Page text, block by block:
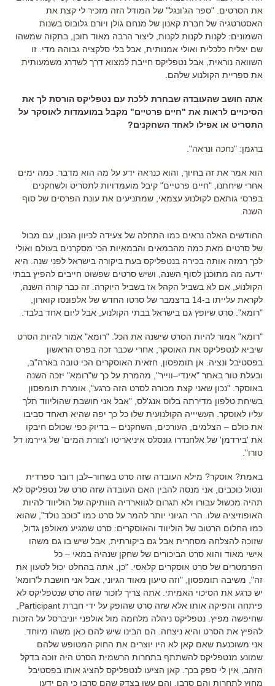
את הסרטים . "ספר הג'ונגל" של המודל הזה מזכיר לי קצת את
האסטרטגיה של חברת קאנון של מנחם גולן ויורם גלובוס בשנות
השמונים: לקנות לקנות לקנות ליצור הרבה מאוד תוכן בתקוה שמשהו
שם יצליח כלכלית ואולי אמנותית אבל בלי סלקציה גבוהה מדי זו
השוואה נוראית אבל נטפליקס חייבת למצוא דרך לשדרג משמעותית
את ספריית הקולנוע שלהם
אתה חושב שהעובדה שבחרת ללכת עם נטפליקס הורסת לך את
הסיכויים לראות את "חיים פרטיים" מקבל במועמדות לאוסקר על
התסריט או אפילו לאחד השחקנים?
ברגמן: "נחכה ונראה".
הוא אמר את זה בחיוך והוא כנראה ידע על מה הוא מדבר כמה ימים
אחרי שיחתנו , "חיים פרטיים" קיבל מועמדויות לתסריט ולשחקנים
בפרסי גותאם לקולנוע עצמאי שמתניעים את עונת הפרסים של סוף
השנה
החודשים האלה נראים כמו התחלה של צעידה לכיוון הנכון עם מבול
של סרטים מאת כמה מהבמאים והבמאיות הכי מסקרנים בעולם ואולי
לכך רמזה אותה בכירה בנטפליקס בעת ביקורה בישראל לפני שנה
היא
ידעה מה מתוכנן לסוף השנה
ושיש סרטים שפשוט חייבים להפיץ בבתי
הקולנוע אם לא בשביל הקהל אז בשביל היוקרה . זה כבר קורה השנה,
לקראת עלייתו ב-14 בדצמבר של סרטו החדש של אלפונסו קוארון
"רומא". סרט שיופץ גם בישראל בבתי הקולנוע, אבל ליום אחד בלבד.
"רומא" אמור להיות הסרט שישנה את הכל . "רומא" אמור להיות הסרט
שיביא לנטפליקס את האוסקר אחרי שכבר זכה בפרס הראשון
בפסטיבל ונציה
אן תומפסון חזאית האוסקרים הכי טובה בארה"ב
ובעלת טור באתר "אינדי–ווייר", מהמרת על כך ש"רומא" יזכה השנה
באוסקר . "נכון שאני קצת מכורה לסרט הזה כרגע", אומרת תומפסון
בשיחת טלפון מדירתה בלוס אנג'לס , "אבל אני חושבת שהוליווד תלך
עליו לאוסקר העשיייה הקולנועית שלו כל כך יפה שהיא תאחד סביבו
את כולם – הצלמים העורכים השחקנים – בדיוק כפי שכולם חיבקו
את 'בירדמן' של אלחנדרו גונסלס איניאריטו ו'צורת המים' של גיירמו דל
טורו".
באמת? אוסקר? מילא העובדה שזה סרט בשחור–לבן דובר ספרדית
ונטול כוכבים
אני מנסה להבין האם העובדה שזה סרט של נטפליקס לא
תהיה מכשול עבורו ולא תגרום לגווארדיה הוותיקה של הוליווד להיות
האופוזיציה שלו
הרי הגיוני יותר להמר על סרט כמו "כוכב נולד", שהוא
כמו החלום הרטוב של הוליווד והאוסקרים: סרט שמגיע מאולפן גדול
שזוכה להצלחה מסחרית אבל גם ביקורתית אבל שיש בו גם משהו
אישי מאוד והוא סרט הביכורים של שחקן שנהיה במאי – כל
הפרמטרים של סרט אוסקרים קלאסי . "כן
אתה בהחלט יכול לטעון את
זה", משיבה תומפסון , "וזה טיעון מאוד הגיוני אבל אני חושבת ל'רומא'
יש כרגע את הסיכוי האמיתי
אתה צריך לזכור שזה סרט שנטפליקס לא
פיתחה והפיקה אותו אלא שזה סרט שהופק על ידי חברת Participant,
שחיפשה מפיץ נטפליקס ניהלה מלחמה מול אולפני יוניברסל על הזכות
להפיץ את הסרט והיא ניצחה
הם הבינו שיש להם כאן משהו מיוחד
אני משוכנעת שאם קאן לא היו יוצרים את החוק המטופש שלהם
שמונע מנטפליקס להשתתף בתחרות הרשמית הסרט היה זוכה בדקל
הזהב אין לי ספק בכך קאן הציעו לנטפליקס להציג אותו בפסטיבל
מחוץ לתחרות והם סרבו
והם עשו בצדק שהם סרבו כי הם ידעו